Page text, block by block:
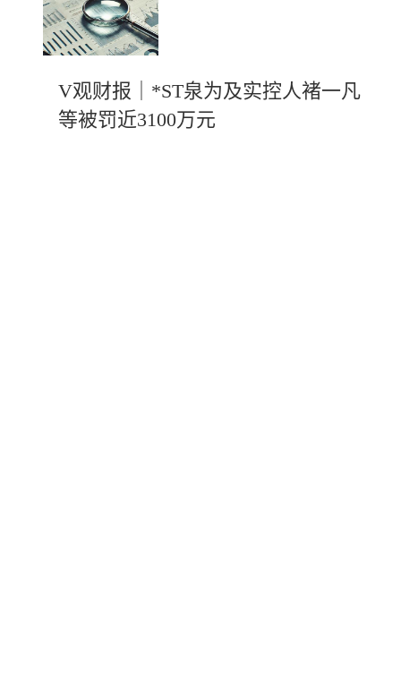
V观财报｜*ST泉为及实控人褚一凡
等被罚近3100万元